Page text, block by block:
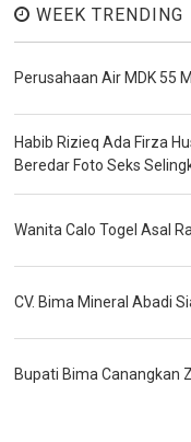
WEEK TRENDING
Perusahaan Air MDK 55
Habib Rizieq Ada Firza
Beredar Foto Seks
Wanita Calo Togel Asal
CV. Bima Mineral Abadi
Bupati Bima Canangkan